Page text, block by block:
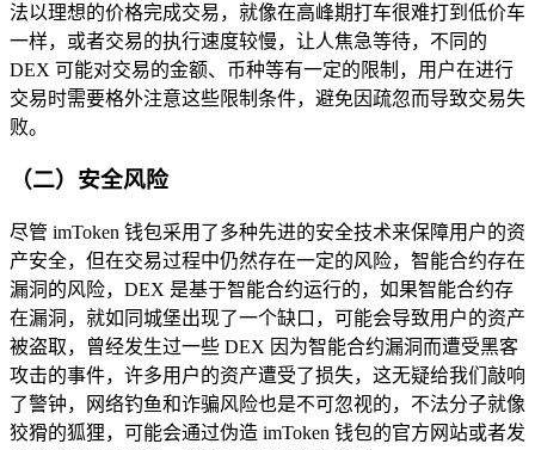
法以理想的价格完成交易，就像在高峰期打车很难打到低价车
一样，或者交易的执行速度较慢，让人焦急等待，不同的
DEX 可能对交易的金额、币种等有一定的限制，用户在进行
交易时需要格外注意这些限制条件，避免因疏忽而导致交易失
败。
（二）安全风险
尽管 imToken 钱包采用了多种先进的安全技术来保障用户的资
产安全，但在交易过程中仍然存在一定的风险，智能合约存在
漏洞的风险，DEX 是基于智能合约运行的，如果智能合约存
在漏洞，就如同城堡出现了一个缺口，可能会导致用户的资产
被盗取，曾经发生过一些 DEX 因为智能合约漏洞而遭受黑客
攻击的事件，许多用户的资产遭受了损失，这无疑给我们敲响
了警钟，网络钓鱼和诈骗风险也是不可忽视的，不法分子就像
狡猾的狐狸，可能会通过伪造 imToken 钱包的官方网站或者发